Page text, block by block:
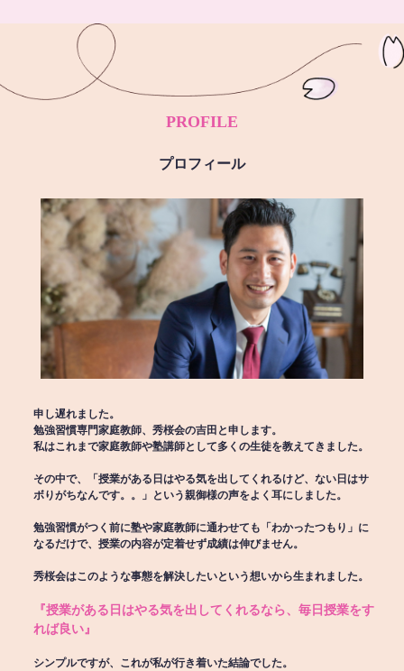
PROFILE
プロフィール
申し遅れました。
勉強習慣専門家庭教師、秀桜会の吉田と申します。
私はこれまで家庭教師や塾講師として多くの生徒を教えてきました。
その中で、「授業がある日はやる気を出してくれるけど、ない日はサ
ボりがちなんです。。」という親御様の声をよく耳にしました。
勉強習慣がつく前に塾や家庭教師に通わせても「わかったつもり」に
なるだけで、授業の内容が定着せず成績は伸びません。
秀桜会はこのような事態を解決したいという想いから生まれました。
『授業がある日はやる気を出してくれるなら、毎日授業をす
れば良い』
シンプルですが、これが私が行き着いた結論でした。